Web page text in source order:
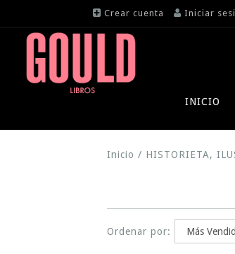
Crear cuenta Iniciar
INICIO
Inicio / HISTORIETA,
Ordenar por: